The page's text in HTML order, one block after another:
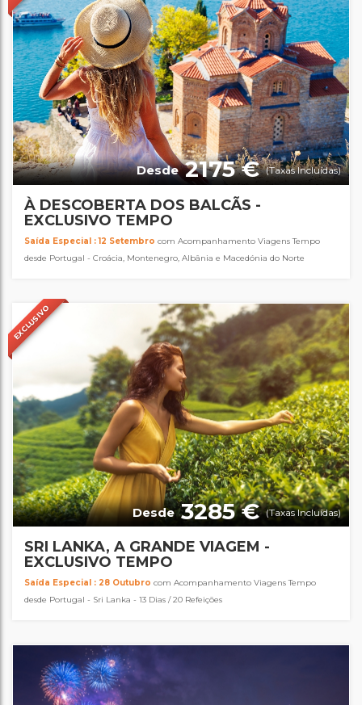
Desde2175 €(Taxas Incluídas)
À DESCOBERTA DOS BALCÃS -
EXCLUSIVO TEMPO
Saída Especial : 12 Setembro com Acompanhamento Viagens Tempo
desde Portugal - Croácia, Montenegro, Albânia e Macedónia do Norte
EXCLUSIVO
Desde3285 €(Taxas Incluídas)
SRI LANKA, A GRANDE VIAGEM -
EXCLUSIVO TEMPO
Saída Especial : 28 Outubro com Acompanhamento Viagens Tempo
desde Portugal - Sri Lanka - 13 Dias / 20 Refeições